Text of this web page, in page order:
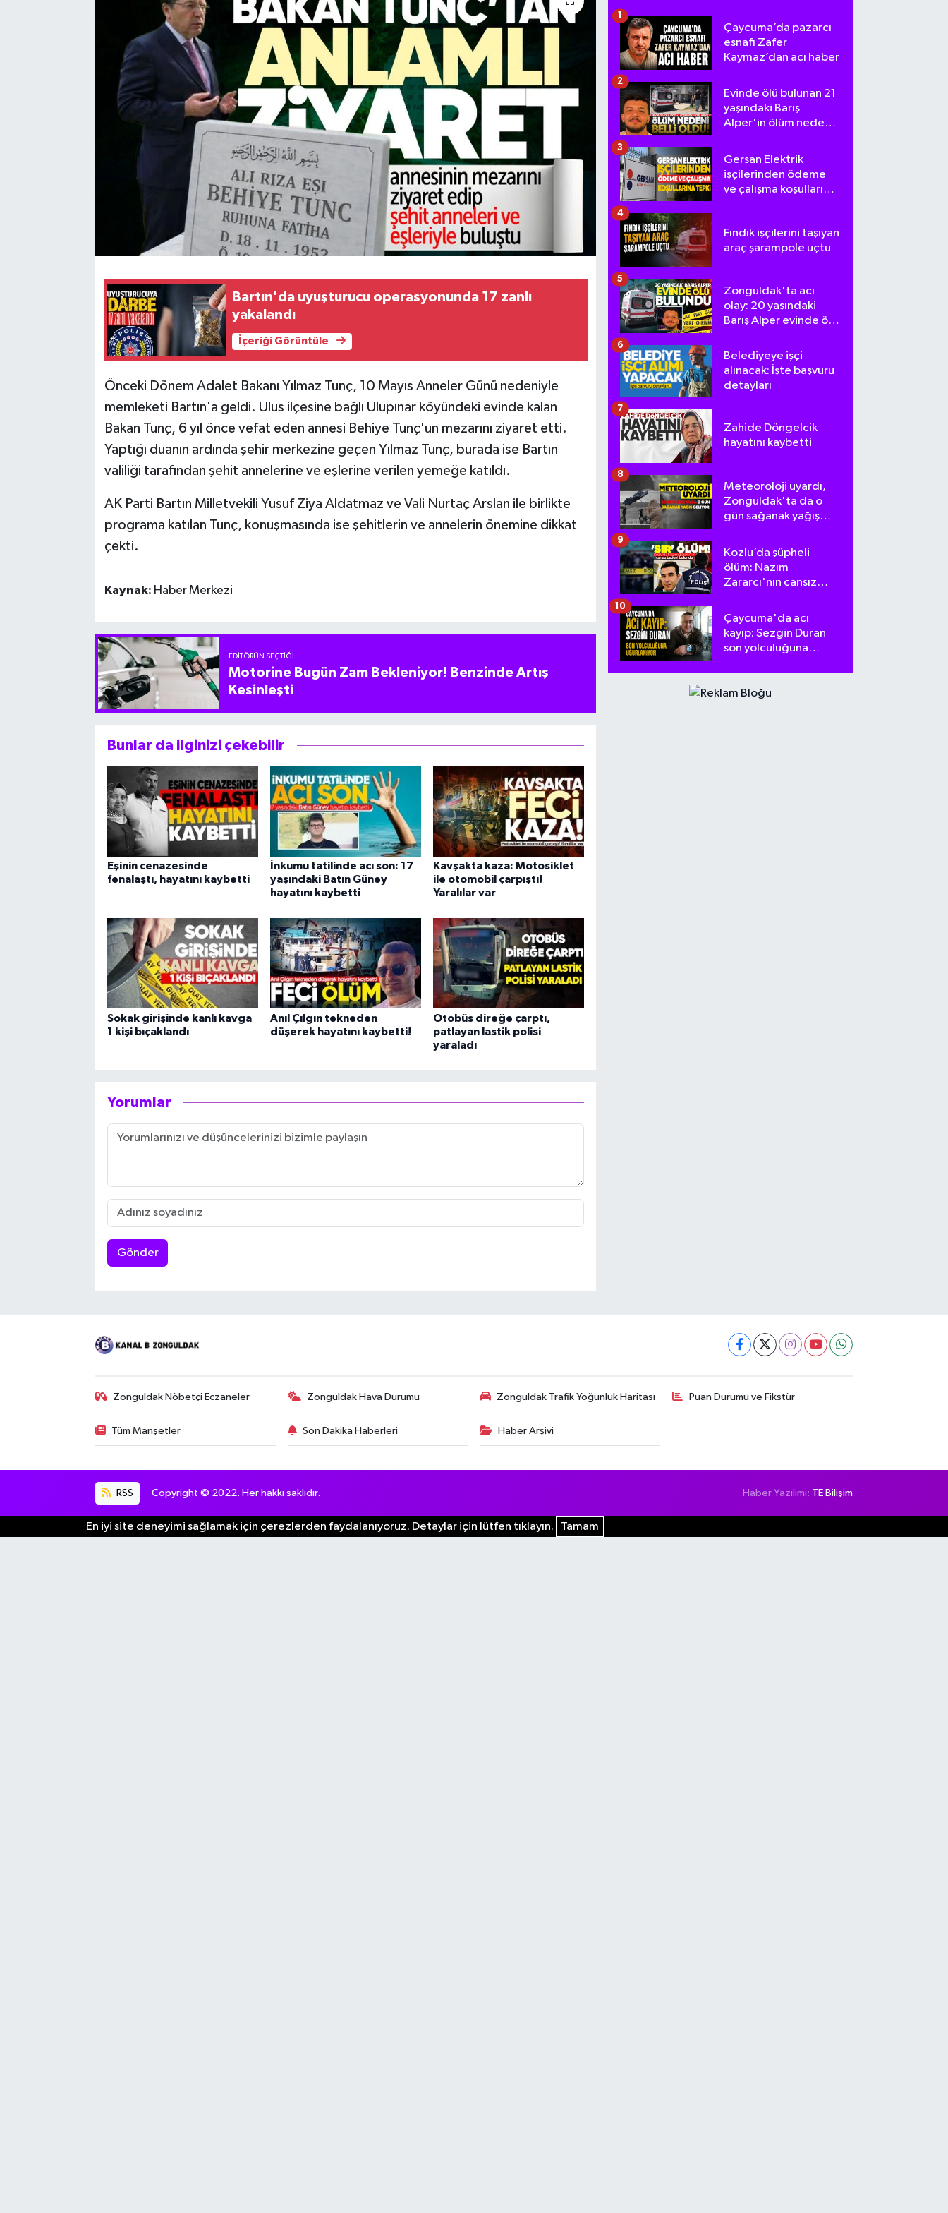
Bartın'da uyuşturucu operasyonunda 17 zanlı
yakalandı
İçeriği Görüntüle
Önceki Dönem Adalet Bakanı Yılmaz Tunç, 10 Mayıs Anneler Günü nedeniyle
memleketi Bartın'a geldi. Ulus ilçesine bağlı Ulupınar köyündeki evinde kalan
Bakan Tunç, 6 yıl önce vefat eden annesi Behiye Tunç'un mezarını ziyaret etti.
Yaptığı duanın ardında şehir merkezine geçen Yılmaz Tunç, burada ise Bartın
valiliği tarafından şehit annelerine ve eşlerine verilen yemeğe katıldı.
AK Parti Bartın Milletvekili Yusuf Ziya Aldatmaz ve Vali Nurtaç Arslan ile birlikte
programa katılan Tunç, konuşmasında ise şehitlerin ve annelerin önemine dikkat
çekti.
Kaynak: Haber Merkezi
EDITÖRÜN SEÇTIĞI
Motorine Bugün Zam Bekleniyor! Benzinde Artış
Kesinleşti
Bunlar da ilginizi çekebilir
Eşinin cenazesinde
fenalaştı, hayatını kaybetti
İnkumu tatilinde acı son: 17
yaşındaki Batın Güney
hayatını kaybetti
Kavşakta kaza: Motosiklet
ile otomobil çarpıştı!
Yaralılar var
Sokak girişinde kanlı kavga
1 kişi bıçaklandı
Anıl Çılgın tekneden
düşerek hayatını kaybetti!
Otobüs direğe çarptı,
patlayan lastik polisi
yaraladı
Yorumlar
Gönder
Çaycuma’da pazarcı
esnafı Zafer
Kaymaz’dan acı haber
1
Evinde ölü bulunan 21
yaşındaki Barış
Alper'in ölüm nedeni
2
Gersan Elektrik
işçilerinden ödeme
ve çalışma koşullarına
3
Fındık işçilerini taşıyan
araç şarampole uçtu
4
Zonguldak'ta acı
olay: 20 yaşındaki
Barış Alper evinde ölü
5
Belediyeye işçi
alınacak: İşte başvuru
detayları
6
Zahide Döngelcik
hayatını kaybetti
7
Meteoroloji uyardı,
Zonguldak'ta da o
gün sağanak yağış
8
Kozlu’da şüpheli
ölüm: Nazım
Zararcı'nın cansız
9
Çaycuma'da acı
kayıp: Sezgin Duran
son yolculuğuna
10
Zonguldak Nöbetçi Eczaneler Zonguldak Hava Durumu Zonguldak Trafik Yoğunluk Haritası Puan Durumu ve Fikstür
Tüm Manşetler Son Dakika Haberleri Haber Arşivi
RSS Copyright © 2022. Her hakkı saklıdır. Haber Yazılımı: TE Bilişim
En iyi site deneyimi sağlamak için çerezlerden faydalanıyoruz. Detaylar için lütfen tıklayın. Tamam